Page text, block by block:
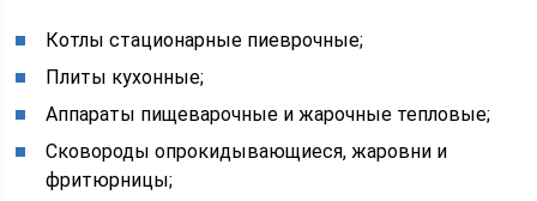
Котлы стационарные пиеврочные;
Плиты кухонные;
Аппараты пищеварочные и жарочные тепловые;
Сковороды опрокидывающиеся, жаровни и
фритюрницы;